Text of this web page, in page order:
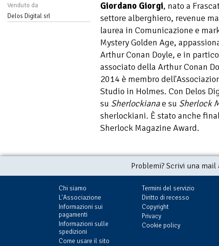
Venduto da
Delos Digital srl
Giordano Giorgi, nato a
settore alberghiero, revenue
laurea in Comunicazione e
Mystery Golden Age,
Arthur Conan Doyle, e in
associato della Arthur Conan
2014 è membro
Studio in Holmes. Con Delos
su Sherlockianae su Sherlock
sherlockiani. È stato anche
Sherlock Magazine Award.
Problemi? Scrivi una
Chi siamo
L'Associazione
Informazioni sui
pagamenti
Informazioni sulle
spedizioni
Come usare il sito
Termini del servizio
Diritto di recesso
Copyright
Privacy
Cookie policy